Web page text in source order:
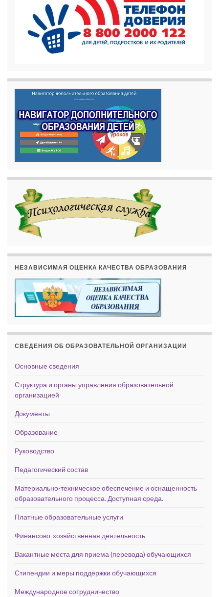
НЕЗАВИСИМАЯ ОЦЕНКА КАЧЕСТВА ОБРАЗОВАНИЯ
СВЕДЕНИЯ ОБ ОБРАЗОВАТЕЛЬНОЙ ОРГАНИЗАЦИИ
Основные сведения
Структура и органы управления образовательной
организацией
Документы
Образование
Руководство
Педагогический состав
Материально-техническое обеспечение и оснащенность
образовательного процесса. Доступная среда.
Платные образовательные услуги
Финансово-хозяйственная деятельность
Вакантные места для приема (перевода) обучающихся
Стипендии и меры поддержки обучающихся
Международное сотрудничество